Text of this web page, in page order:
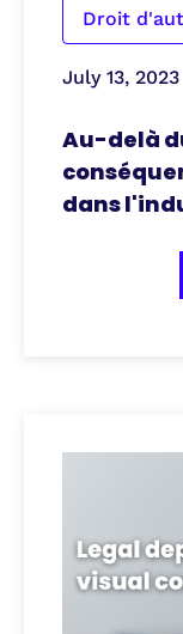
Droit
July 13, 2023
Au-delà
dans